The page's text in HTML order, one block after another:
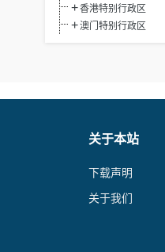
香港特别行政区
澳门特别行政区
关于本站
下载声明
关于我们